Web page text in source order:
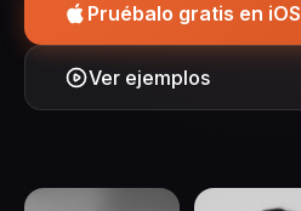
Pruébalo gratis en iOS
Ver ejemplos